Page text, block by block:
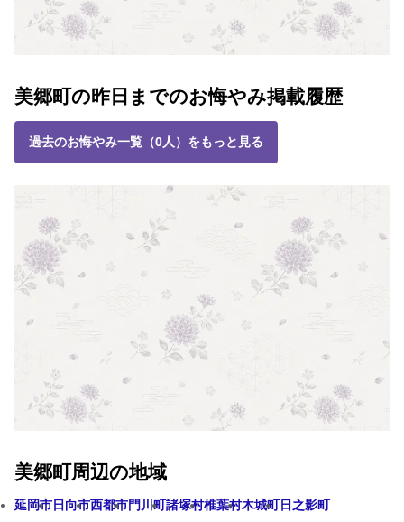
美郷町の昨日までのお悔やみ掲載履歴
過去のお悔やみ一覧（0人）をもっと見る
美郷町周辺の地域
延岡市日向市西都市門川町諸塚村椎葉村木城町日之影町